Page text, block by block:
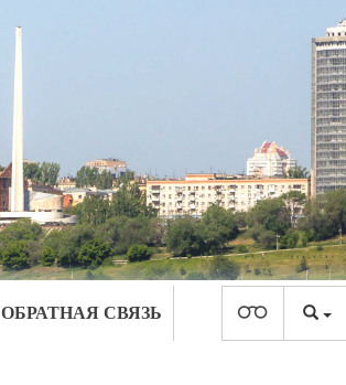
ОБРАТНАЯ СВЯЗЬ